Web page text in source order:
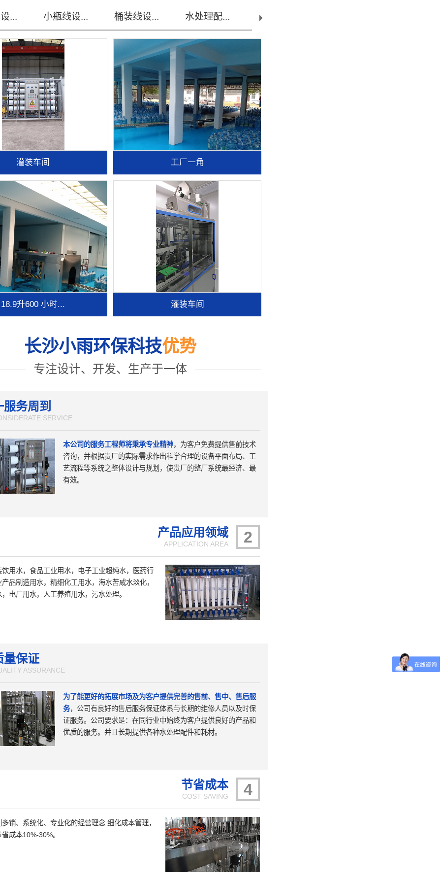
... 小瓶线设... 桶装线设... 水处理配... 直线罐装...
灌装车间 工厂一角
18.9升600 小时... 灌装车间
长沙小雨环保科技优势
专注设计、开发、生产于一体
服务周到
SERVICE
本公司的服务工程师将秉承专业精神，为客户免费提供售前技术
咨询，并根据贵厂的实际需求作出科学合理的设备平面布局、工
艺流程等系统之整体设计与规划，使贵厂的整厂系统最经济、最
有效。
2
产品应用领域
APPLICATION AREA
用水，食品工业用水，电子工业超纯水，医药行
品制造用水，精细化工用水，海水苦咸水淡化，
电厂用水，人工养殖用水，污水处理。
量保证
ASSURANCE
为了能更好的拓展市场及为客户提供完善的售前、售中、售后服
务，公司有良好的售后服务保证体系与长期的维修人员以及时保
证服务。公司要求是：在同行业中始终为客户提供良好的产品和
优质的服务。并且长期提供各种水处理配件和耗材。
4
节省成本
COST SAVING
销、系统化、专业化的经营理念 细化成本管理，
成本10%-30%。